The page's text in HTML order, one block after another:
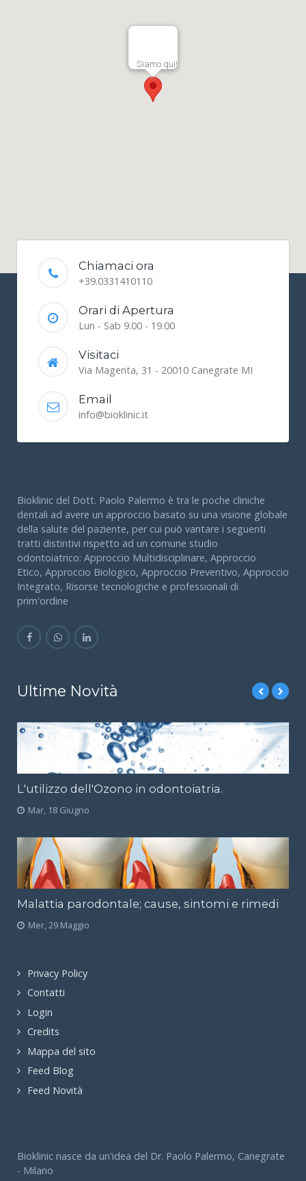
Siamo qui!
Chiamaci ora
+39.0331410110
Orari di Apertura
Lun - Sab 9.00 - 19.00
Visitaci
Via Magenta, 31 - 20010 Canegrate MI
Email
info@bioklinic.it
Bioklinic del Dott. Paolo Palermo è tra le poche cliniche
dentali ad avere un approccio basato su una visione globale
della salute del paziente, per cui può vantare i seguenti
tratti distintivi rispetto ad un comune studio
odontoiatrico: Approccio Multidisciplinare, Approccio
Etico, Approccio Biologico, Approccio Preventivo, Approccio
Integrato, Risorse tecnologiche e professionali di
prim'ordine
Ultime Novità
L'utilizzo dell'Ozono in odontoiatria.
Mar, 18 Giugno
Malattia parodontale; cause, sintomi e rimedi
Mer, 29 Maggio
Privacy Policy
Contatti
Login
Credits
Mappa del sito
Feed Blog
Feed Novità
Bioklinic nasce da un'idea del Dr. Paolo Palermo, Canegrate
- Milano